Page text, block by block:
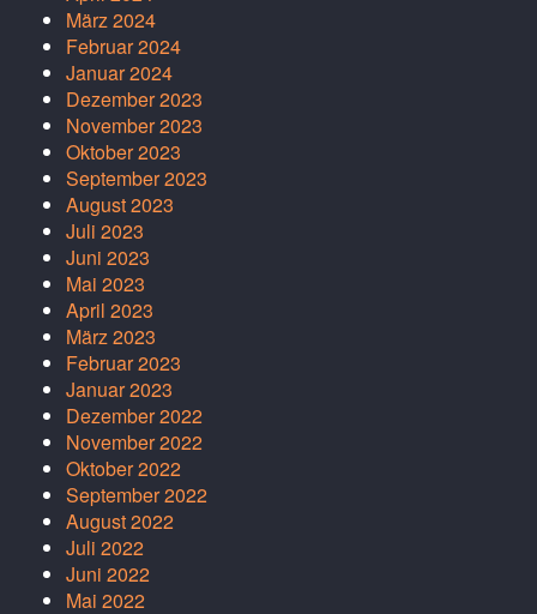
März 2024
Februar 2024
Januar 2024
Dezember 2023
November 2023
Oktober 2023
September 2023
August 2023
Juli 2023
Juni 2023
Mai 2023
April 2023
März 2023
Februar 2023
Januar 2023
Dezember 2022
November 2022
Oktober 2022
September 2022
August 2022
Juli 2022
Juni 2022
Mai 2022